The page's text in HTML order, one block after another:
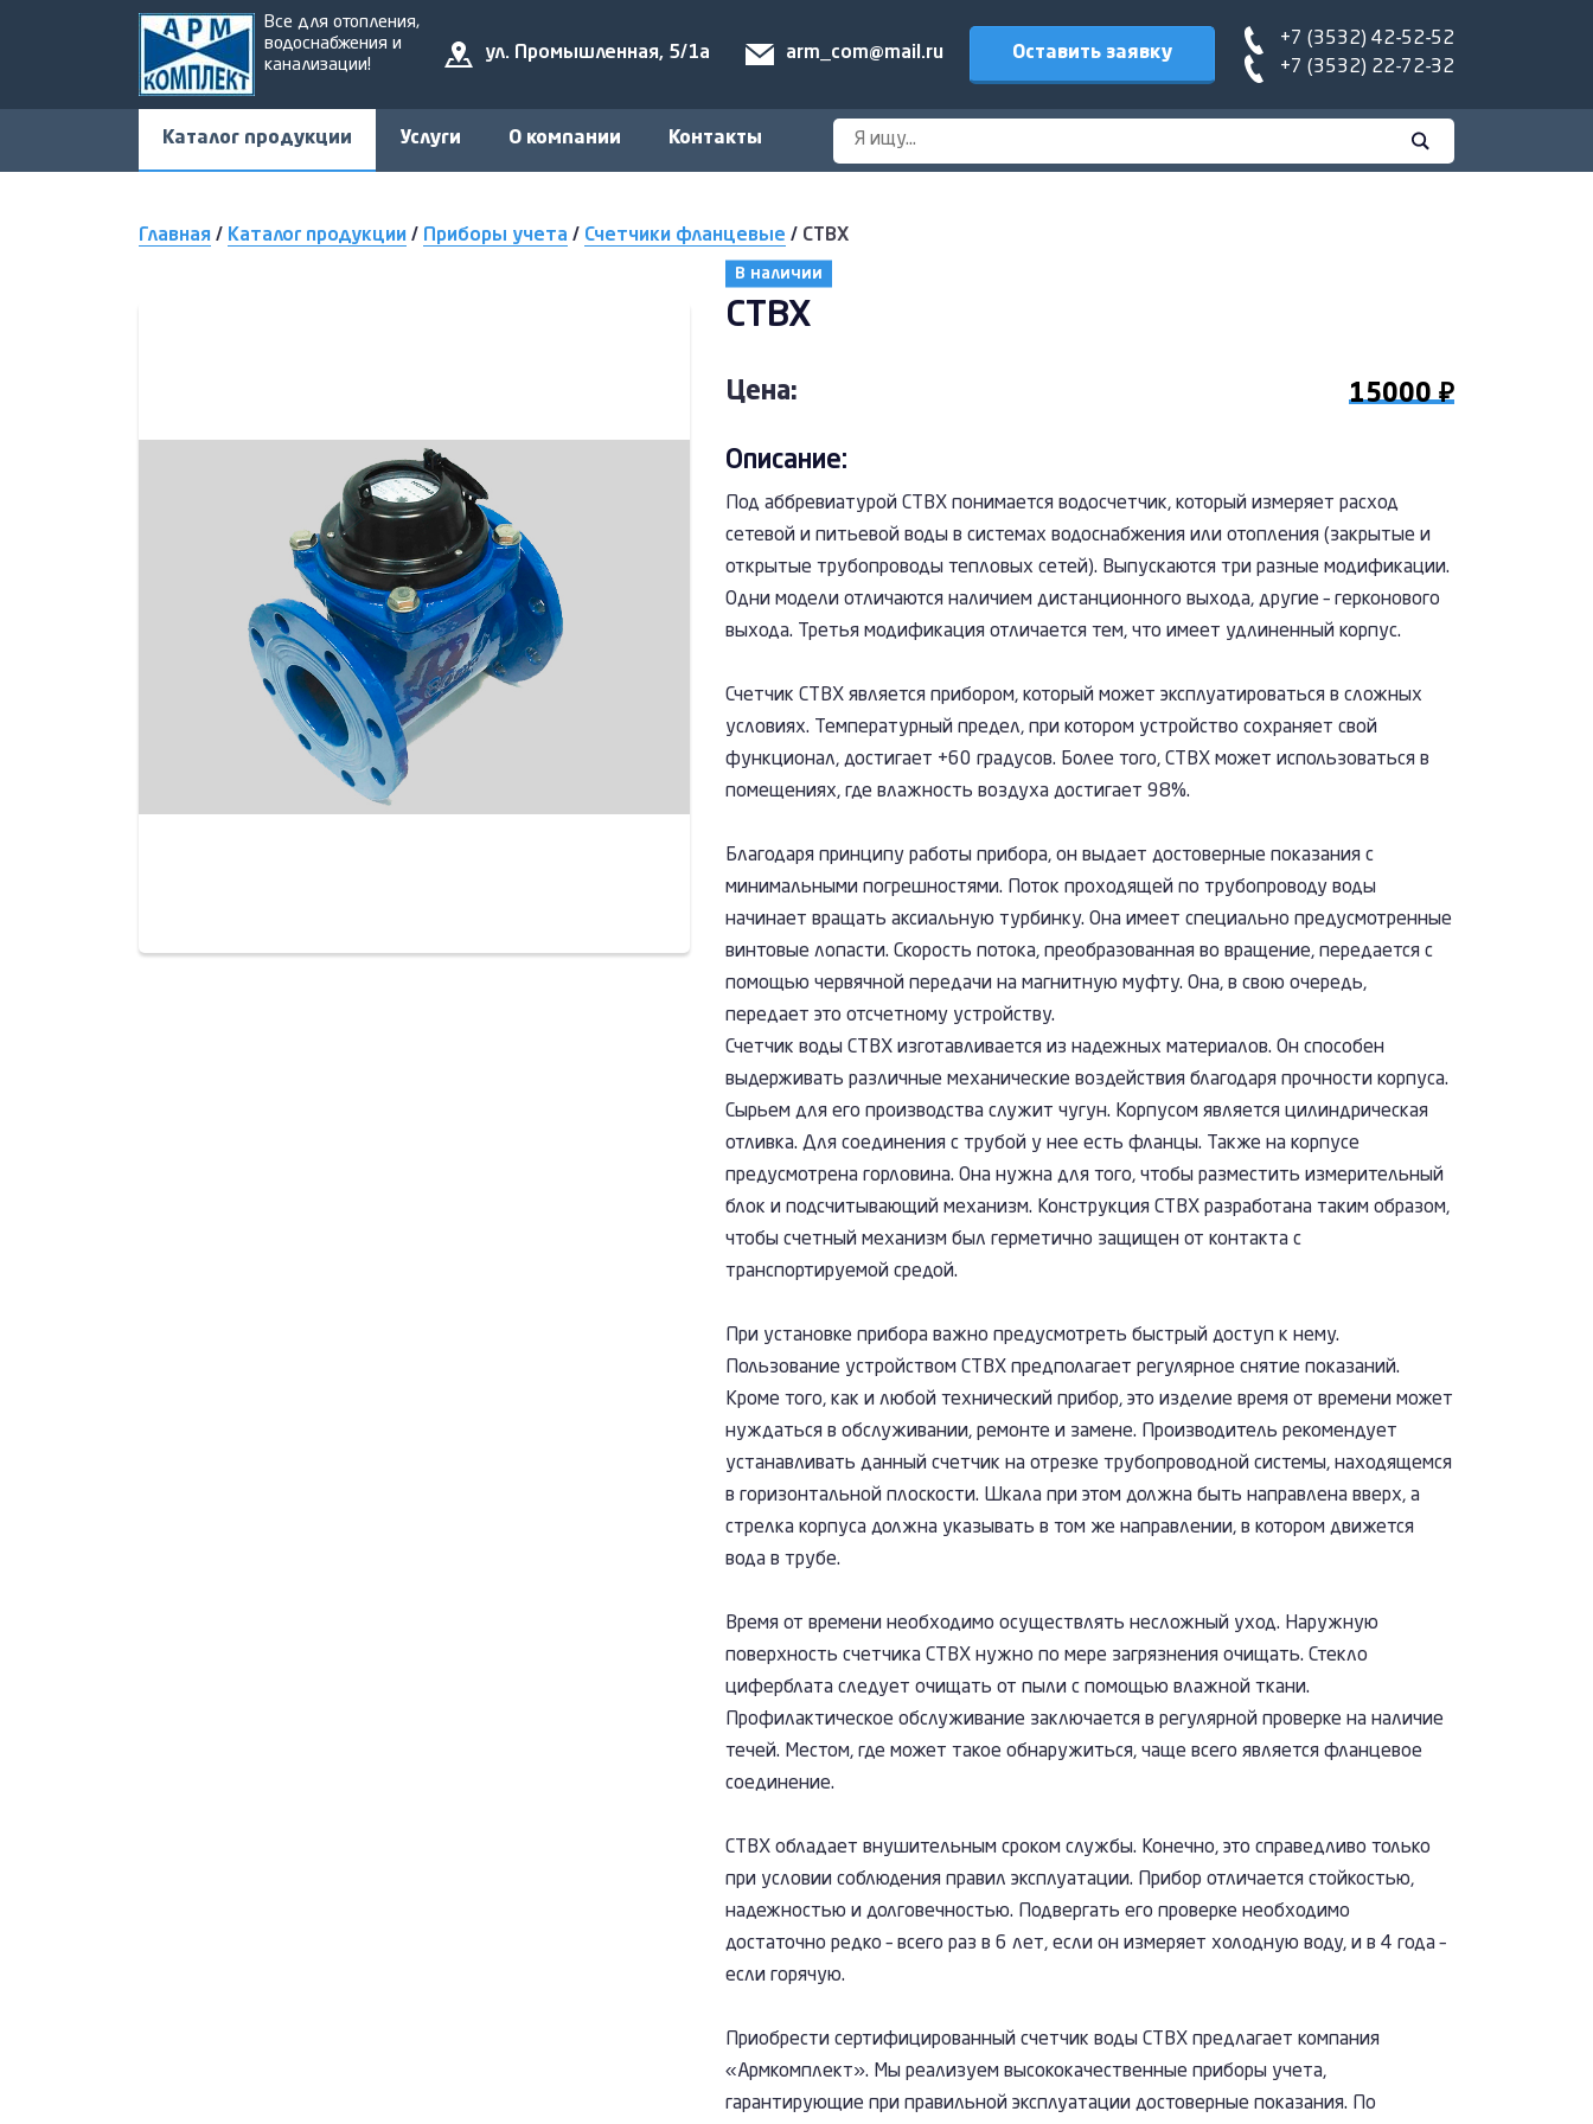
Все для отопления,
водоснабжения и
канализации!
ул. Промышленная, 5/1а arm_com@mail.ru Оставить заявку
+7 (3532) 42-52-52
+7 (3532) 22-72-32
Каталог продукции Услуги О компании Контакты
Главная / Каталог продукции / Приборы учета / Счетчики фланцевые / СТВХ
В наличии
СТВХ
Цена: 15000 ₽
Описание:
Под аббревиатурой СТВХ понимается водосчетчик, который измеряет расход
сетевой и питьевой воды в системах водоснабжения или отопления (закрытые и
открытые трубопроводы тепловых сетей). Выпускаются три разные модификации.
Одни модели отличаются наличием дистанционного выхода, другие – герконового
выхода. Третья модификация отличается тем, что имеет удлиненный корпус.
Счетчик СТВХ является прибором, который может эксплуатироваться в сложных
условиях. Температурный предел, при котором устройство сохраняет свой
функционал, достигает +60 градусов. Более того, СТВХ может использоваться в
помещениях, где влажность воздуха достигает 98%.
Благодаря принципу работы прибора, он выдает достоверные показания с
минимальными погрешностями. Поток проходящей по трубопроводу воды
начинает вращать аксиальную турбинку. Она имеет специально предусмотренные
винтовые лопасти. Скорость потока, преобразованная во вращение, передается с
помощью червячной передачи на магнитную муфту. Она, в свою очередь,
передает это отсчетному устройству.
Счетчик воды СТВХ изготавливается из надежных материалов. Он способен
выдерживать различные механические воздействия благодаря прочности корпуса.
Сырьем для его производства служит чугун. Корпусом является цилиндрическая
отливка. Для соединения с трубой у нее есть фланцы. Также на корпусе
предусмотрена горловина. Она нужна для того, чтобы разместить измерительный
блок и подсчитывающий механизм. Конструкция СТВХ разработана таким образом,
чтобы счетный механизм был герметично защищен от контакта с
транспортируемой средой.
При установке прибора важно предусмотреть быстрый доступ к нему.
Пользование устройством СТВХ предполагает регулярное снятие показаний.
Кроме того, как и любой технический прибор, это изделие время от времени может
нуждаться в обслуживании, ремонте и замене. Производитель рекомендует
устанавливать данный счетчик на отрезке трубопроводной системы, находящемся
в горизонтальной плоскости. Шкала при этом должна быть направлена вверх, а
стрелка корпуса должна указывать в том же направлении, в котором движется
вода в трубе.
Время от времени необходимо осуществлять несложный уход. Наружную
поверхность счетчика СТВХ нужно по мере загрязнения очищать. Стекло
циферблата следует очищать от пыли с помощью влажной ткани.
Профилактическое обслуживание заключается в регулярной проверке на наличие
течей. Местом, где может такое обнаружиться, чаще всего является фланцевое
соединение.
СТВХ обладает внушительным сроком службы. Конечно, это справедливо только
при условии соблюдения правил эксплуатации. Прибор отличается стойкостью,
надежностью и долговечностью. Подвергать его проверке необходимо
достаточно редко – всего раз в 6 лет, если он измеряет холодную воду, и в 4 года –
если горячую.
Приобрести сертифицированный счетчик воды СТВХ предлагает компания
«Армкомплект». Мы реализуем высококачественные приборы учета,
гарантирующие при правильной эксплуатации достоверные показания. По